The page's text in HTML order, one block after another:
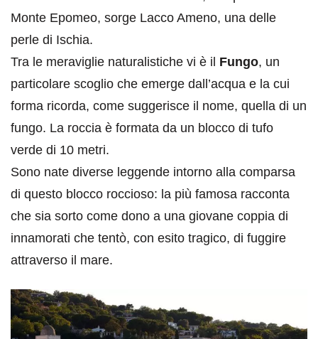
Monte Epomeo, sorge Lacco Ameno, una delle
perle di Ischia.
Tra le meraviglie naturalistiche vi è il Fungo, un
particolare scoglio che emerge dall’acqua e la cui
forma ricorda, come suggerisce il nome, quella di un
fungo. La roccia è formata da un blocco di tufo
verde di 10 metri.
Sono nate diverse leggende intorno alla comparsa
di questo blocco roccioso: la più famosa racconta
che sia sorto come dono a una giovane coppia di
innamorati che tentò, con esito tragico, di fuggire
attraverso il mare.